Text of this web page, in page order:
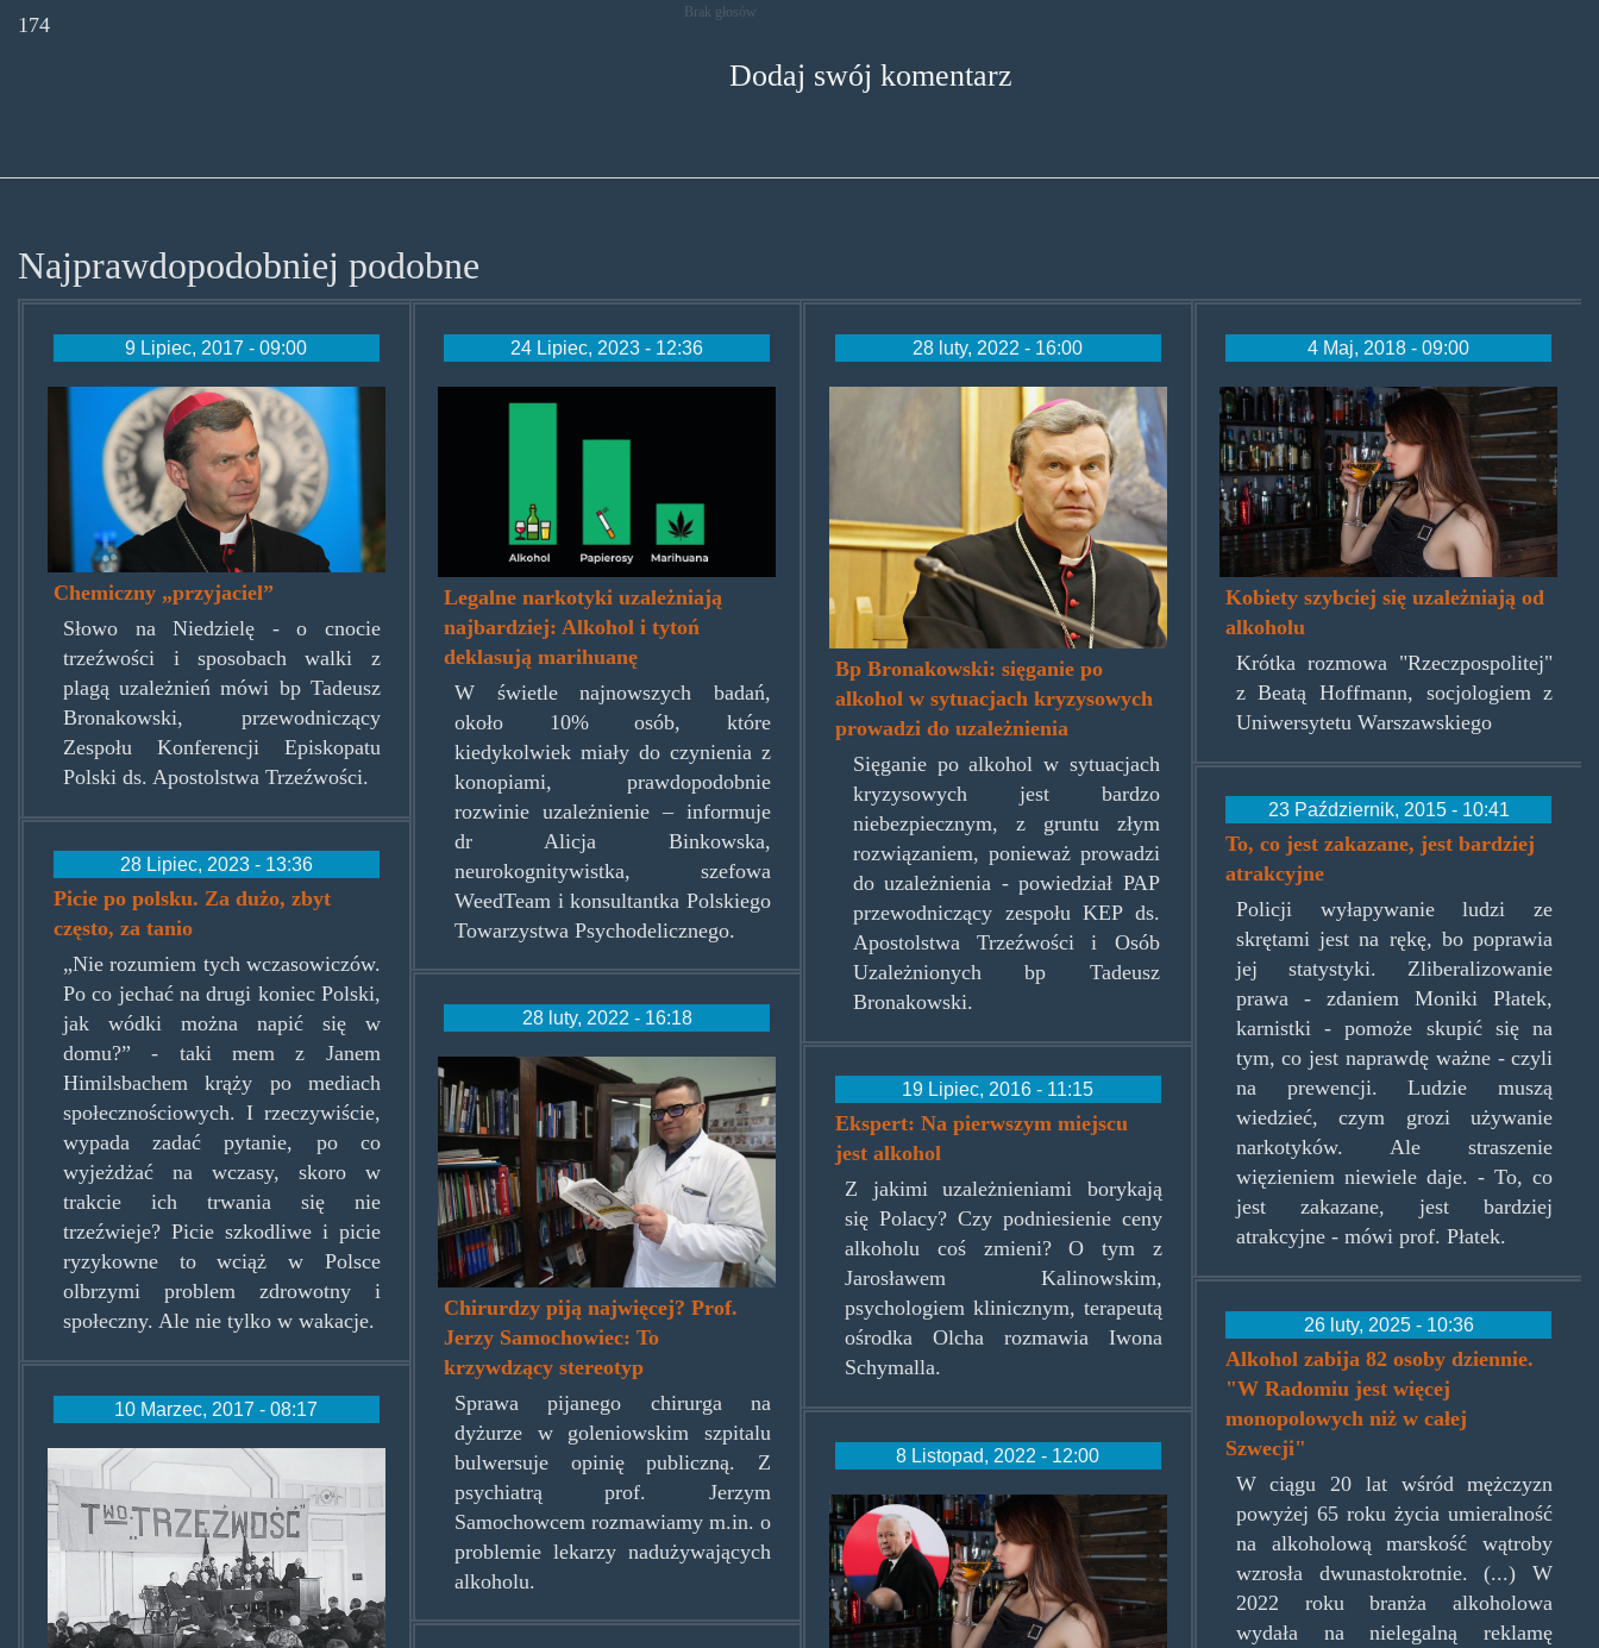
174
Brak głosów
Dodaj swój komentarz
Najprawdopodobniej podobne
9 Lipiec, 2017 - 09:00
bptadeuszbronakowski.jpg
Chemiczny „przyjaciel”
Słowo na Niedzielę - o cnocie
trzeźwości i sposobach walki z
plagą uzależnień mówi bp Tadeusz
Bronakowski, przewodniczący
Zespołu Konferencji Episkopatu
Polski ds. Apostolstwa Trzeźwości.
28 Lipiec, 2023 - 13:36
Picie po polsku. Za dużo, zbyt
często, za tanio
„Nie rozumiem tych wczasowiczów.
Po co jechać na drugi koniec Polski,
jak wódki można napić się w
domu?” - taki mem z Janem
Himilsbachem krąży po mediach
społecznościowych. I rzeczywiście,
wypada zadać pytanie, po co
wyjeżdżać na wczasy, skoro w
trakcie ich trwania się nie
trzeźwieje? Picie szkodliwe i picie
ryzykowne to wciąż w Polsce
olbrzymi problem zdrowotny i
społeczny. Ale nie tylko w wakacje.
10 Marzec, 2017 - 08:17
towarzystwotrzezwosc.jpg
24 Lipiec, 2023 - 12:36
uzaleznienie-
papierosow-
marihuany-
w-
polsce-
696x392.jpg.jpg
Legalne narkotyki uzależniają
najbardziej: Alkohol i tytoń
deklasują marihuanę
W świetle najnowszych badań,
około 10% osób, które
kiedykolwiek miały do czynienia z
konopiami, prawdopodobnie
rozwinie uzależnienie – informuje
dr Alicja Binkowska,
neurokognitywistka, szefowa
WeedTeam i konsultantka Polskiego
Towarzystwa Psychodelicznego.
28 luty, 2022 - 16:18
chirurdzy.jpg
Chirurdzy piją najwięcej? Prof.
Jerzy Samochowiec: To
krzywdzący stereotyp
Sprawa pijanego chirurga na
dyżurze w goleniowskim szpitalu
bulwersuje opinię publiczną. Z
psychiatrą prof. Jerzym
Samochowcem rozmawiamy m.in. o
problemie lekarzy nadużywających
alkoholu.
28 luty, 2022 - 16:00
bronakowski.jpg
Bp Bronakowski: sięganie po
alkohol w sytuacjach kryzysowych
prowadzi do uzależnienia
Sięganie po alkohol w sytuacjach
kryzysowych jest bardzo
niebezpiecznym, z gruntu złym
rozwiązaniem, ponieważ prowadzi
do uzależnienia - powiedział PAP
przewodniczący zespołu KEP ds.
Apostolstwa Trzeźwości i Osób
Uzależnionych bp Tadeusz
Bronakowski.
19 Lipiec, 2016 - 11:15
Ekspert: Na pierwszym miejscu
jest alkohol
Z jakimi uzależnieniami borykają
się Polacy? Czy podniesienie ceny
alkoholu coś zmieni? O tym z
Jarosławem Kalinowskim,
psychologiem klinicznym, terapeutą
ośrodka Olcha rozmawia Iwona
Schymalla.
8 Listopad, 2022 - 12:00
21eb61b87b22e2a4533db1a70ff08775860000.png
4 Maj, 2018 - 09:00
alkobieta.jpg
Kobiety szybciej się uzależniają od
alkoholu
Krótka rozmowa "Rzeczpospolitej"
z Beatą Hoffmann, socjologiem z
Uniwersytetu Warszawskiego
23 Październik, 2015 - 10:41
To, co jest zakazane, jest bardziej
atrakcyjne
Policji wyłapywanie ludzi ze
skrętami jest na rękę, bo poprawia
jej statystyki. Zliberalizowanie
prawa - zdaniem Moniki Płatek,
karnistki - pomoże skupić się na
tym, co jest naprawdę ważne - czyli
na prewencji. Ludzie muszą
wiedzieć, czym grozi używanie
narkotyków. Ale straszenie
więzieniem niewiele daje. - To, co
jest zakazane, jest bardziej
atrakcyjne - mówi prof. Płatek.
26 luty, 2025 - 10:36
Alkohol zabija 82 osoby dziennie.
"W Radomiu jest więcej
monopolowych niż w całej
Szwecji"
W ciągu 20 lat wśród mężczyzn
powyżej 65 roku życia umieralność
na alkoholową marskość wątroby
wzrosła dwunastokrotnie. (...) W
2022 roku branża alkoholowa
wydała na nielegalną reklamę